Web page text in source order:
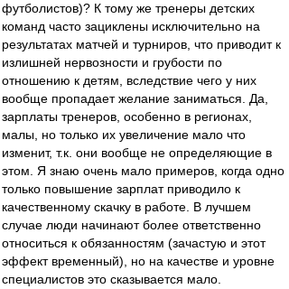
футболистов)? К тому же тренеры детских
команд часто зациклены исключительно на
результатах матчей и турниров, что приводит к
излишней нервозности и грубости по
отношению к детям, вследствие чего у них
вообще пропадает желание заниматься. Да,
зарплаты тренеров, особенно в регионах,
малы, но только их увеличение мало что
изменит, т.к. они вообще не определяющие в
этом. Я знаю очень мало примеров, когда одно
только повышение зарплат приводило к
качественному скачку в работе. В лучшем
случае люди начинают более ответственно
относиться к обязанностям (зачастую и этот
эффект временный), но на качестве и уровне
специалистов это сказывается мало.